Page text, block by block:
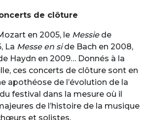
de clôture
en 2005, le Messiede
La Messe en side Bach en 2008,
Haydn en 2009… Donnés à la
ces concerts de clôture sont en
apothéose de l’évolution de la
festival dans la mesure où il
de l’histoire de la musique
et solistes.